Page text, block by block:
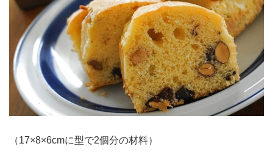
（17×8×6cmに型で2個分の材料）